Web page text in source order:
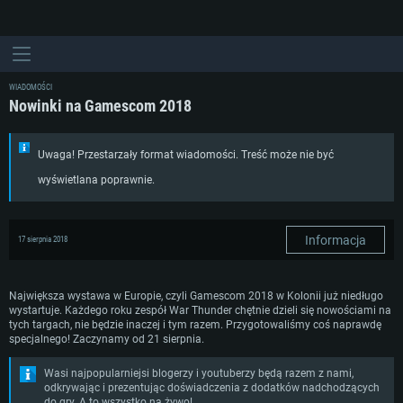
WIADOMOŚCI
Nowinki na Gamescom 2018
Uwaga! Przestarzały format wiadomości. Treść może nie być
wyświetlana poprawnie.
17 sierpnia 2018 Informacja
Największa wystawa w Europie, czyli Gamescom 2018 w Kolonii już niedługo
wystartuje. Każdego roku zespół War Thunder chętnie dzieli się nowościami na
tych targach, nie będzie inaczej i tym razem. Przygotowaliśmy coś naprawdę
specjalnego! Zaczynamy od 21 sierpnia.
Wasi najpopularniejsi blogerzy i youtuberzy będą razem z nami,
odkrywając i prezentując doświadczenia z dodatków nadchodzących